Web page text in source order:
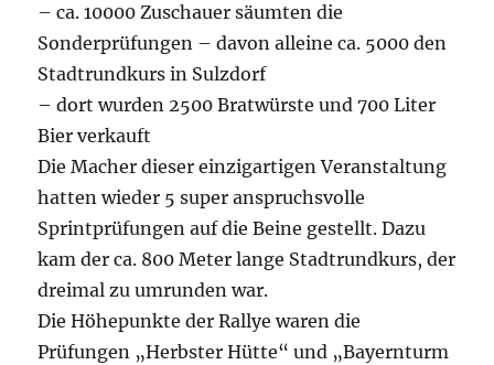
– ca. 10000 Zuschauer säumten die
Sonderprüfungen – davon alleine ca. 5000 den
Stadtrundkurs in Sulzdorf
– dort wurden 2500 Bratwürste und 700 Liter
Bier verkauft
Die Macher dieser einzigartigen Veranstaltung
hatten wieder 5 super anspruchsvolle
Sprintprüfungen auf die Beine gestellt. Dazu
kam der ca. 800 Meter lange Stadtrundkurs, der
dreimal zu umrunden war.
Die Höhepunkte der Rallye waren die
Prüfungen „Herbster Hütte“ und „Bayernturm